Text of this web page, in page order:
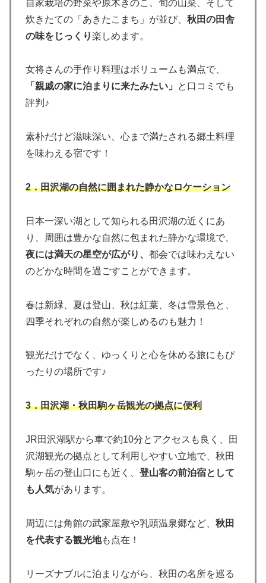
自家栽培の野菜や原木きのこ、旬の山菜、そして
炊きたての「あきたこまち」が並び、 秋田の田舎
の味をじっくり楽しめます。
女将さんの手作り料理はボリュームも満点で、
「親戚の家に泊まりに来たみたい」
と口コミでも
評判♪
素朴だけど滋味深い、心まで満たされる郷土料理
を味わえる宿です！
2．田沢湖の自然に囲まれた静かなロケーション
日本一深い湖として知られる田沢湖の近くにあ
り、周囲は豊かな自然に包まれた静かな環境で、
夜には満天の星空が広がり、 都会では味わえない
のどかな時間を過ごすことができます。
春は新緑、夏は登山、秋は紅葉、冬は雪景色と、
四季それぞれの自然が楽しめるのも魅力！
観光だけでなく、ゆっくりと心を休める旅にもぴ
ったりの場所です♪
3．田沢湖・秋田駒ヶ岳観光の拠点に便利
JR田沢湖駅から車で約10分とアクセスも良く、田
沢湖観光の拠点として利用しやすい立地で、秋田
駒ヶ岳の登山口にも近く、 登山客の前泊宿として
も人気があります。
周辺には角館の武家屋敷や乳頭温泉郷など、 秋田
を代表する観光地も点在！
リーズナブルに泊まりながら、秋田の名所を巡る